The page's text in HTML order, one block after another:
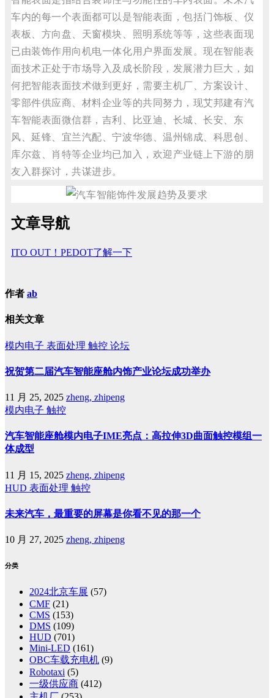
车内的每一个表面都可以是智能表面，包括门饰板、仪
表板、方向盘、天窗模块、照明系统等等，这些表面现
已由装饰作用向机电一体化用户界面发展。现在智能表
面技术正处于市场导入及成长阶段，发展潜力巨大，如
何把智能表面技术做到更好，需要主机厂、方案设计、
零部件供应商、材料企业等的共同努力，现艾邦建有汽
车智能表面微信群，吉利、比亚迪、长城、长安、东
风、延锋、宜兰汽配、宁波华德、温州锦成、科思创、
库尔兹、肖特等企业均已加入，欢迎产业链上下游的朋
友入群探讨，共谋进步。
文章导航
ITO OUT！PEDOT了解一下
作者 ab
相关文章
模内电子 表面处理 触控 论坛
祝贺第二届汽车智能座舱内饰产业论坛成功举办
11 月 25, 2025 zheng, zhipeng
模内电子 触控
汽车智能座舱模内电子IME亮点：高拉伸3D曲面触控模组一
体成型
11 月 15, 2025 zheng, zhipeng
HUD 表面处理 触控
未来汽车，最重要的屏幕是你看不见的那一个
10 月 27, 2025 zheng, zhipeng
分类
2024北京车展 (57)
CMF (21)
CMS (153)
DMS (109)
HUD (701)
Mini-LED (161)
OBC车载充电机 (9)
Robotaxi (5)
一级供应商 (412)